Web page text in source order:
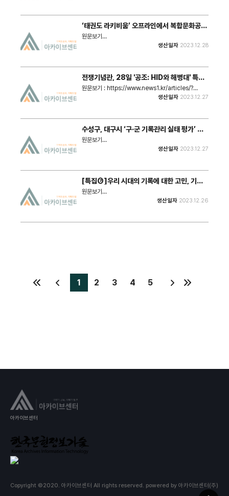
부터 2월1일까지 평창 대관령 트레이닝센터와 강릉 경
포해변 일원에서 펼쳐진다. 문화체육관광부와 강원특별
자치도가 주최하고 강원문화재단이 주관하는 이번 행사
는 유·무형의 문화유산을 비디오와 가상현실(VR), 증강
현실(AR), 인공지능(AI) 로봇, 모바일 게임, 인터랙티브
아트 등 첨단기술을 활용한 ‘디지털 예술’로 변환해 선보
‘태권도 라키비움’ 오프라인에서 복합문화공간
으로 만난다
원문보기
: https://mksports.co.kr/view/2023/988621/
에 ‘태권도 라키비움 복합문화공간’ 시범운영에 나선다."
생산일자 2023.12.28
전쟁기념관, 28일 '공조: HID와 해병대' 특별
전 개막
원문보기 : https://www.news1.kr/articles/?
5273187 "전쟁기념사업회는 28일부터 내년 3월24
조: HID와 해병대'를 개최한다. 27일 사업회에 따르면
이번 기획전은 6·25전쟁 당시 서울탈환작전의 성공에
기여한 두 고인의 공적과 그 후 발자취를 돌아보기 위한
취지에서 마련됐다."
생산일자 2023.12.27
수성구, 대구시 ‘구·군 기록관리 실태 평가’ 최
우수 기관 선정
원문보기
: https://www.dgmagazine.co.kr/news/
수 기관으로 선정돼 표창을 받았다고 26일 밝혔다. 기
록관리 실태 평가는 기록관리 전반에 걸친 운영 실태를
점검하고, 우수사례 발굴과 기관 업무역량 강화를 위해
마련됐다."
생산일자 2023.12.27
[특집⑦]우리 시대의 기록에 대한 고민, 기록
관을 만들다
원문보기
: https://www.bjynews.com/news/articleView.html?
국무총리상을 수상하기도 했다. 왜 금천의 마을공동체와
년간의 연구회의, 공청회 등을 거쳐 지역주민, 현직 초등
교사, 다양한 지역 관련 단체들이 기획부터 집필까지 참
여한 ‘전국 최초의 마을교과서’가 2017년에 탄생했고,
생산일자 2023.12.26
1 2 3 4 5
아카이브센터
Copyright ©2020. 아카이브센터 All rights reserved. powered by 아카이브센터(주)